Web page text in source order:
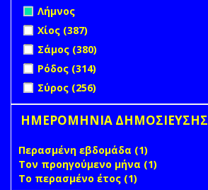
Remove Λήμνος filter
Λήμνος
Apply Χίος filter
Χίος (387)
Apply Σάμος filter
Σάμος (380)
Apply Ρόδος filter
Ρόδος (314)
Apply Σύρος filter
Σύρος (256)
ΗΜΕΡΟΜΗΝΙΑ ΔΗΜΟΣΙΕΥΣΗΣ
Περασμένη εβδομάδα (1)
filter
Τον προηγούμενο μήνα (1)
Το περασμένο έτος (1)